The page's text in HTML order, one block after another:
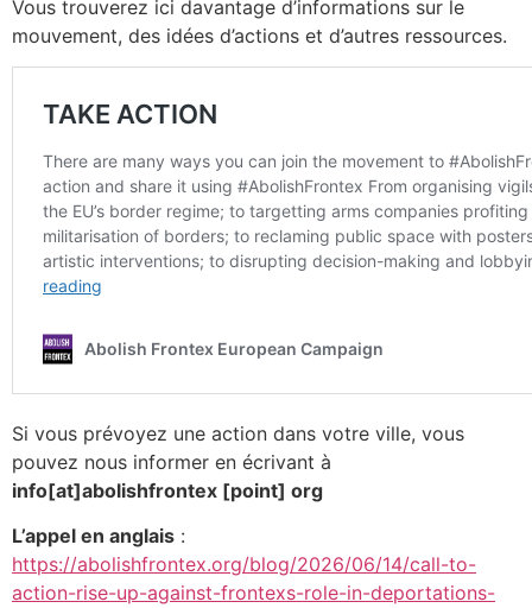
Vous trouverez ici davantage d’informations sur le
mouvement, des idées d’actions et d’autres ressources.
Si vous prévoyez une action dans votre ville, vous
pouvez nous informer en écrivant à
info[at]abolishfrontex [point] org
L’appel en anglais :
https://abolishfrontex.org/blog/2026/06/14/call-to-
action-rise-up-against-frontexs-role-in-deportations-